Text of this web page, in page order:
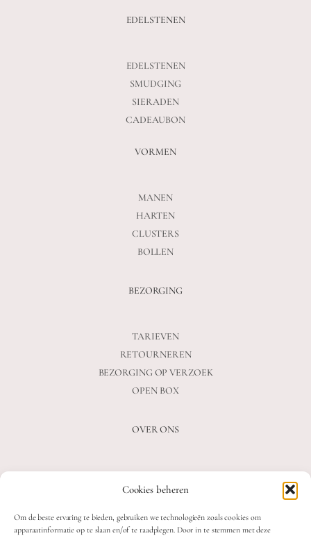
Cookies beheren
Om de beste ervaring te bieden, gebruiken we technologieën zoals cookies om
apparaatinformatie op te slaan en/of te raadplegen. Door in te stemmen met deze
EDELSTENEN
EDELSTENEN
SMUDGING
SIERADEN
CADEAUBON
VORMEN
MANEN
HARTEN
CLUSTERS
BOLLEN
BEZORGING
TARIEVEN
RETOURNEREN
BEZORGING OP VERZOEK
OPEN BOX
OVER ONS
VEELGESTELDE VRAGEN
OVER ONS
CONTACT